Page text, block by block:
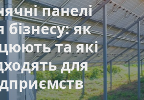
панелі
бізнесу: як
та які
для